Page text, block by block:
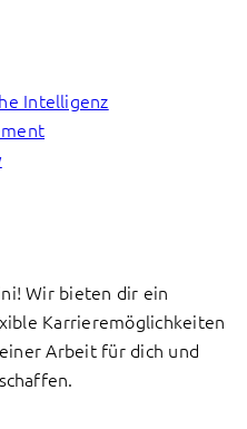
Intelligenz
Wir bieten dir ein
Karrieremöglichkeiten
Arbeit für dich und